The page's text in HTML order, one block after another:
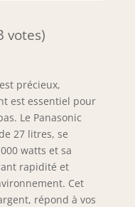
votes)
précieux,
est essentiel pour
Le Panasonic
27 litres, se
watts et sa
rapidité et
Cet
répond à vos